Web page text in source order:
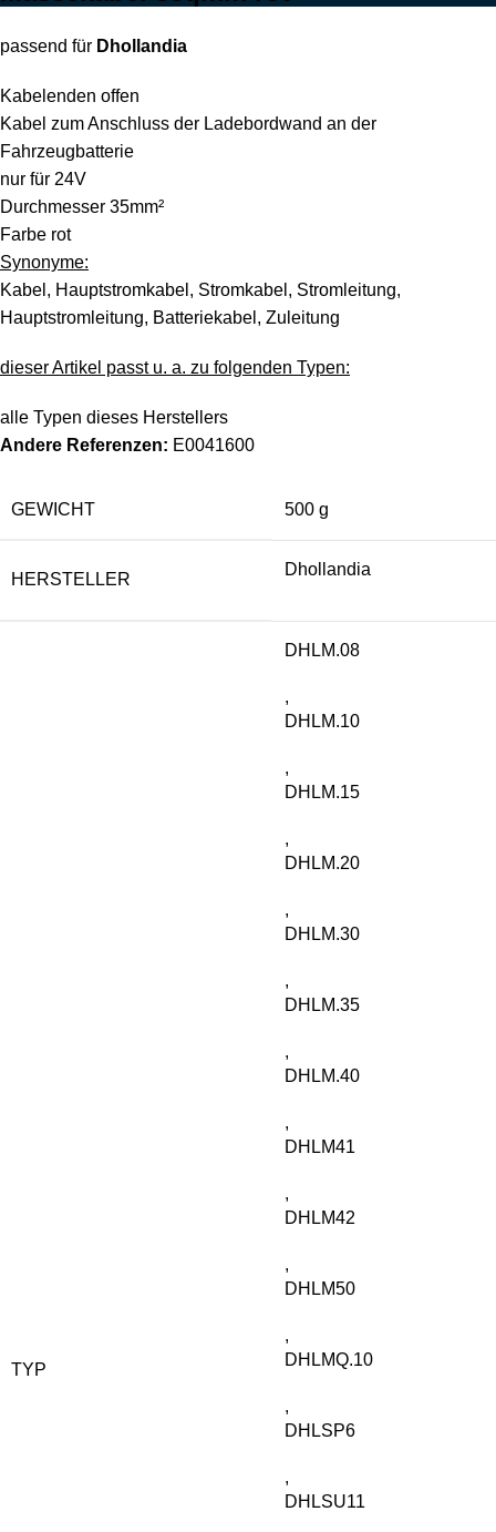
passend für Dhollandia
Kabelenden offen
Kabel zum Anschluss der Ladebordwand an der
Fahrzeugbatterie
nur für 24V
Durchmesser 35mm²
Farbe rot
Synonyme:
Kabel, Hauptstromkabel, Stromkabel, Stromleitung,
Hauptstromleitung, Batteriekabel, Zuleitung
dieser Artikel passt u. a. zu folgenden Typen:
alle Typen dieses Herstellers
Andere Referenzen: E0041600
GEWICHT 500 g
HERSTELLER
Dhollandia
TYP
DHLM.08
,
DHLM.10
,
DHLM.15
,
DHLM.20
,
DHLM.30
,
DHLM.35
,
DHLM.40
,
DHLM41
,
DHLM42
,
DHLM50
,
DHLMQ.10
,
DHLSP6
,
DHLSU11